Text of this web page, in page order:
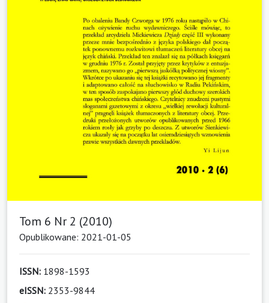
Tom 6 Nr 2 (2010)
Opublikowane: 2021-01-05
ISSN: 1898-1593
eISSN: 2353-9844